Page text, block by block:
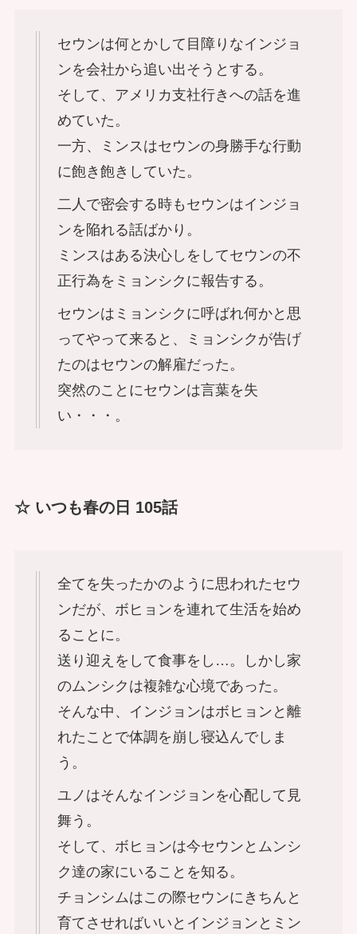
セウンは何とかして目障りなインジョ
ンを会社から追い出そうとする。
そして、アメリカ支社行きへの話を進
めていた。
一方、ミンスはセウンの身勝手な行動
に飽き飽きしていた。
二人で密会する時もセウンはインジョ
ンを陥れる話ばかり。
ミンスはある決心しをしてセウンの不
正行為をミョンシクに報告する。
セウンはミョンシクに呼ばれ何かと思
ってやって来ると、ミョンシクが告げ
たのはセウンの解雇だった。
突然のことにセウンは言葉を失
い・・・。
☆ いつも春の日 105話
全てを失ったかのように思われたセウ
ンだが、ボヒョンを連れて生活を始め
ることに。
送り迎えをして食事をし…。しかし家
のムンシクは複雑な心境であった。
そんな中、インジョンはボヒョンと離
れたことで体調を崩し寝込んでしま
う。
ユノはそんなインジョンを心配して見
舞う。
そして、ボヒョンは今セウンとムンシ
ク達の家にいることを知る。
チョンシムはこの際セウンにきちんと
育てさせればいいとインジョンとミン